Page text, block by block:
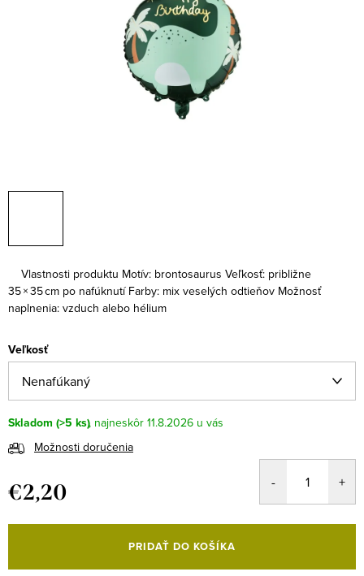
Vlastnosti produktu Motív: brontosaurus Veľkosť: približne
35 × 35 cm po nafúknutí Farby: mix veselých odtieňov Možnosť
naplnenia: vzduch alebo hélium
Veľkosť
Skladom (>5 ks)
11.8.2026
Možnosti doručenia
€2,20
cena:
PRIDAŤ DO KOŠÍKA